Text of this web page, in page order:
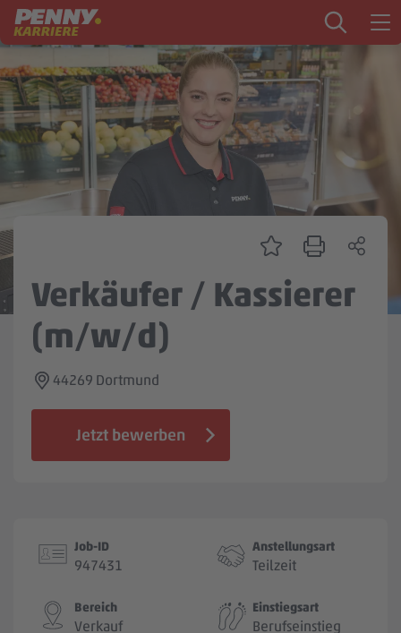
Zum Inhalt springen
Startseite
PENNY als Arbeitgeber
Ausbildung
Markt
Zentrale & Vertrieb
Mein Kandidat:innenprofil
Jobbörse
Verkäufer / Kassierer
(m/w/d)
44269 Dortmund
Jetzt bewerben
Job-ID
947431
Anstellungsart
Teilzeit
Bereich
Verkauf
Einstiegsart
Berufseinstieg